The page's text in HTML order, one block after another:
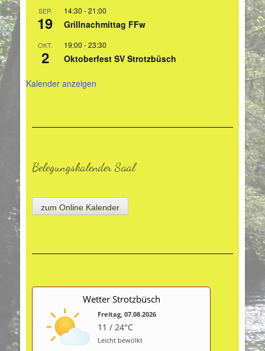
SEP.
19
14:30 -21:00
Grillnachmittag FFw
OKT.
2
19:00 -23:30
Oktoberfest SV Strotzbüsch
Kalender anzeigen
Belegungskalender Saal
zum Online Kalender
Wetter Strotzbüsch
Freitag, 07.08.2026
11 / 24°C
Leicht bewölkt